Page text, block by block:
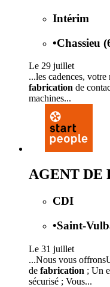
Intérim
•Chassieu
Le 29 juillet
...les cadences,
fabrication de
machines...
AGENT DE
CDI
•Saint-
Le 31 juillet
...Nous vous
de fabrication ; Un
sécurisé ; Vous...